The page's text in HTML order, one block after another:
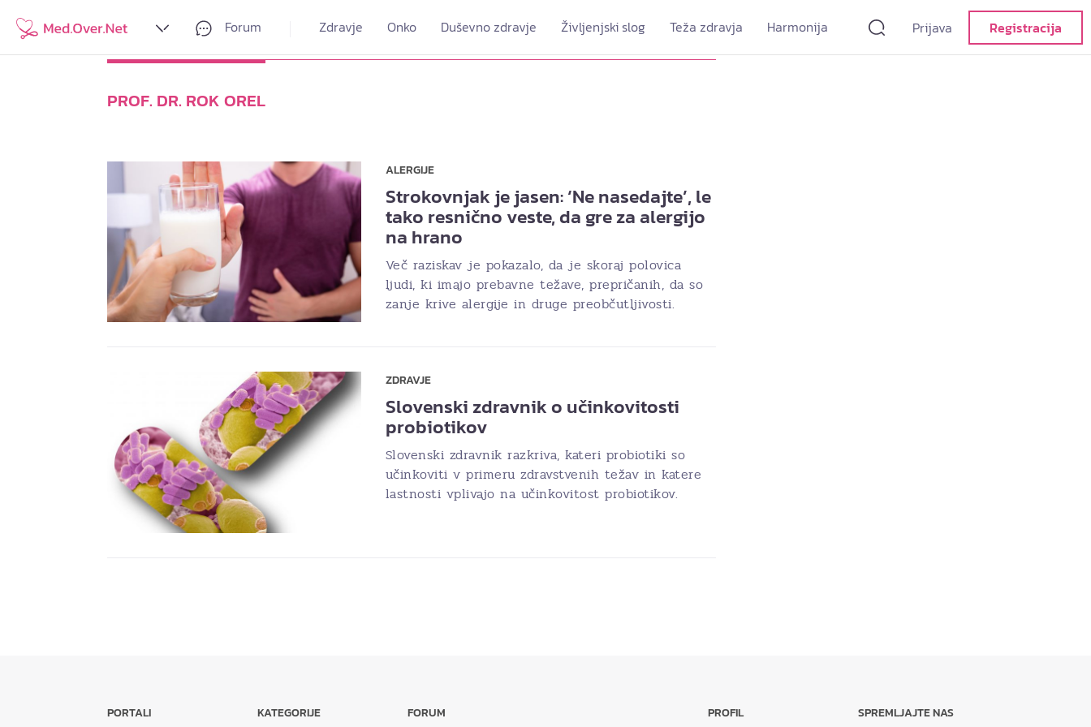
Forum Zdravje Onko Duševno zdravje Življenjski slog Teža zdravja Harmonija Prijava Registracija
PROF. DR. ROK OREL
ALERGIJE
Strokovnjak je jasen: ‘Ne nasedajte’, le
tako resnično veste, da gre za alergijo
na hrano
Več raziskav je pokazalo, da je skoraj polovica
ljudi, ki imajo prebavne težave, prepričanih, da so
zanje krive alergije in druge preobčutljivosti.
ZDRAVJE
Slovenski zdravnik o učinkovitosti
probiotikov
Slovenski zdravnik razkriva, kateri probiotiki so
učinkoviti v primeru zdravstvenih težav in katere
lastnosti vplivajo na učinkovitost probiotikov.
PORTALI KATEGORIJE FORUM PROFIL SPREMLJAJTE NAS